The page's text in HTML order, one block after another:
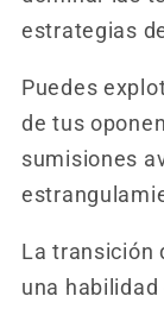
estrategias
Puedes
de tus
sumisiones
La transición
una